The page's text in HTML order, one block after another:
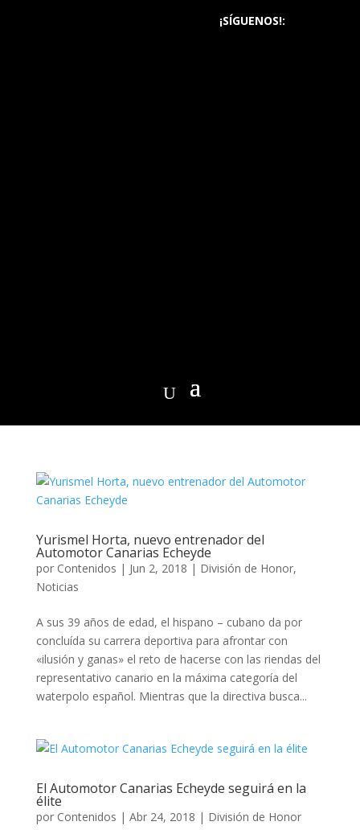
¡SÍGUENOS!:
Yurismel Horta, nuevo entrenador del
Automotor Canarias Echeyde
por Contenidos | Jun 2, 2018 | División de Honor,
Noticias
A sus 39 años de edad, el hispano – cubano da por
concluída su carrera deportiva para afrontar con
«ilusión y ganas» el reto de hacerse con las riendas del
representativo canario en la máxima categoría del
waterpolo español. Mientras que la directiva busca...
El Automotor Canarias Echeyde seguirá en la
élite
por Contenidos | Abr 24, 2018 | División de Honor